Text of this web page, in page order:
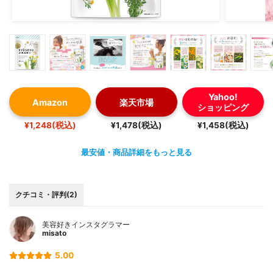
Amazon
¥1,248(税込)
楽天市場
¥1,478(税込)
Yahoo!
ショッピング
¥1,458(税込)
最安値・商品詳細をもっと見る
クチコミ・評判(2)
美容好きインスタグラマー
misato
5.00